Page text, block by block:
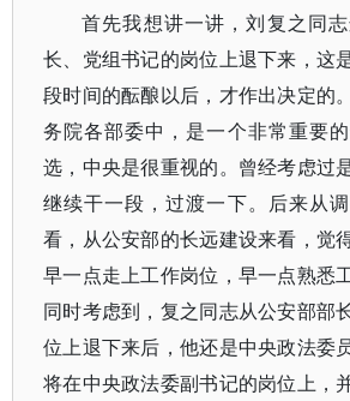
首先我想讲一讲，刘复之同
长、党组书记的岗位上退下来，这
段时间的酝酿以后，才作出决定的
务院各部委中，是一个非常重要
选，中央是很重视的。曾经考虑过
继续干一段，过渡一下。后来从
看，从公安部的长远建设来看，觉
早一点走上工作岗位，早一点熟悉
同时考虑到，复之同志从公安部部
位上退下来后，他还是中央政法委
将在中央政法委副书记的岗位上，